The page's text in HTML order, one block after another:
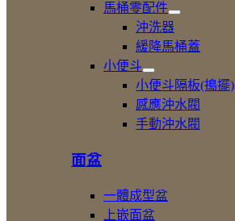
馬桶零配件
開
馬
零
配
件
沖洗器
緩降馬桶蓋
小便斗
展
開
小
便
小便斗隔板(搗擺)
感應沖水閥
手動沖水閥
面盆
一體成型盆
上嵌面盆